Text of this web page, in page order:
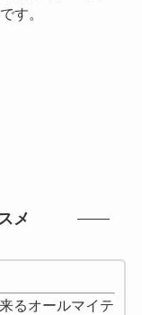
す。
メ
るオールマイテ